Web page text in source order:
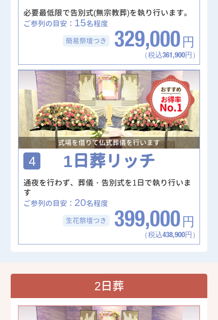
必要最低限で告別式(無宗教葬)を執り行います。
ご参列の目安： 15名程度
簡易祭壇つき 329,000 円
（税込361,900円）
式場を借りて仏式葬儀を行います
4 1日葬リッチ
通夜を行わず、葬儀・告別式を1日で執り行いま
す
ご参列の目安： 20名程度
生花祭壇つき 399,000 円
（税込438,900円）
2日葬